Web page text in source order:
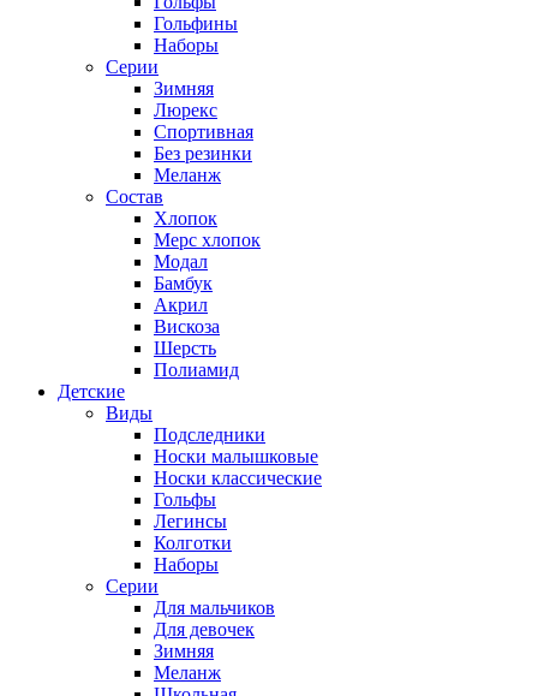
Гольфины
Наборы
Серии
Зимняя
Люрекс
Спортивная
Без резинки
Меланж
Состав
Хлопок
Мерс хлопок
Модал
Бамбук
Акрил
Вискоза
Шерсть
Полиамид
Детские
Виды
Подследники
Носки малышковые
Носки классические
Гольфы
Легинсы
Колготки
Наборы
Серии
Для мальчиков
Для девочек
Зимняя
Меланж